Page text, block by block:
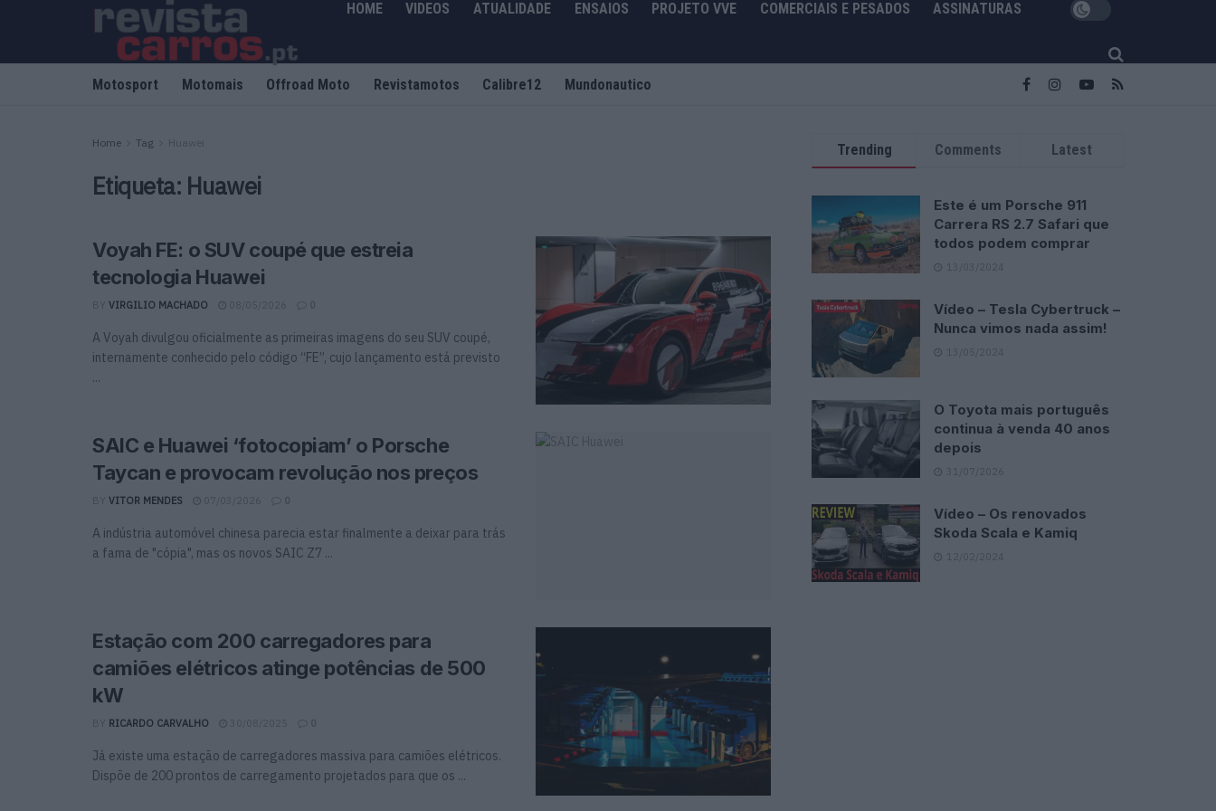
HOME VIDEOS ATUALIDADE ENSAIOS PROJETO VVE COMERCIAIS E PESADOS ASSINATURAS
Motosport Motomais Offroad Moto Revistamotos Calibre12 Mundonautico
Home Tag Huawei
Etiqueta: Huawei
Voyah FE: o SUV coupé que estreia
tecnologia Huawei
BY VIRGILIO MACHADO 0
A Voyah divulgou oficialmente as primeiras imagens do seu SUV coupé,
internamente conhecido pelo código “FE”, cujo lançamento está previsto
...
SAIC e Huawei ‘fotocopiam’ o Porsche
Taycan e provocam revolução nos preços
BY VITOR MENDES 07/03/2026 0
A indústria automóvel chinesa parecia estar finalmente a deixar para trás
a fama de "cópia", mas os novos SAIC Z7 ...
Estação com 200 carregadores para
camiões elétricos atinge potências de 500
kW
BY RICARDO CARVALHO 0
Já existe uma estação de carregadores massiva para camiões elétricos.
Dispõe de 200 prontos de carregamento projetados para que os ...
Trending Comments Latest
Este é um Porsche 911
Carrera RS 2.7 Safari que
todos podem comprar
13/03/2024
Vídeo – Tesla Cybertruck –
Nunca vimos nada assim!
13/05/2024
O Toyota mais português
continua à venda 40 anos
depois
31/07/2026
Vídeo – Os renovados
Skoda Scala e Kamiq
12/02/2024